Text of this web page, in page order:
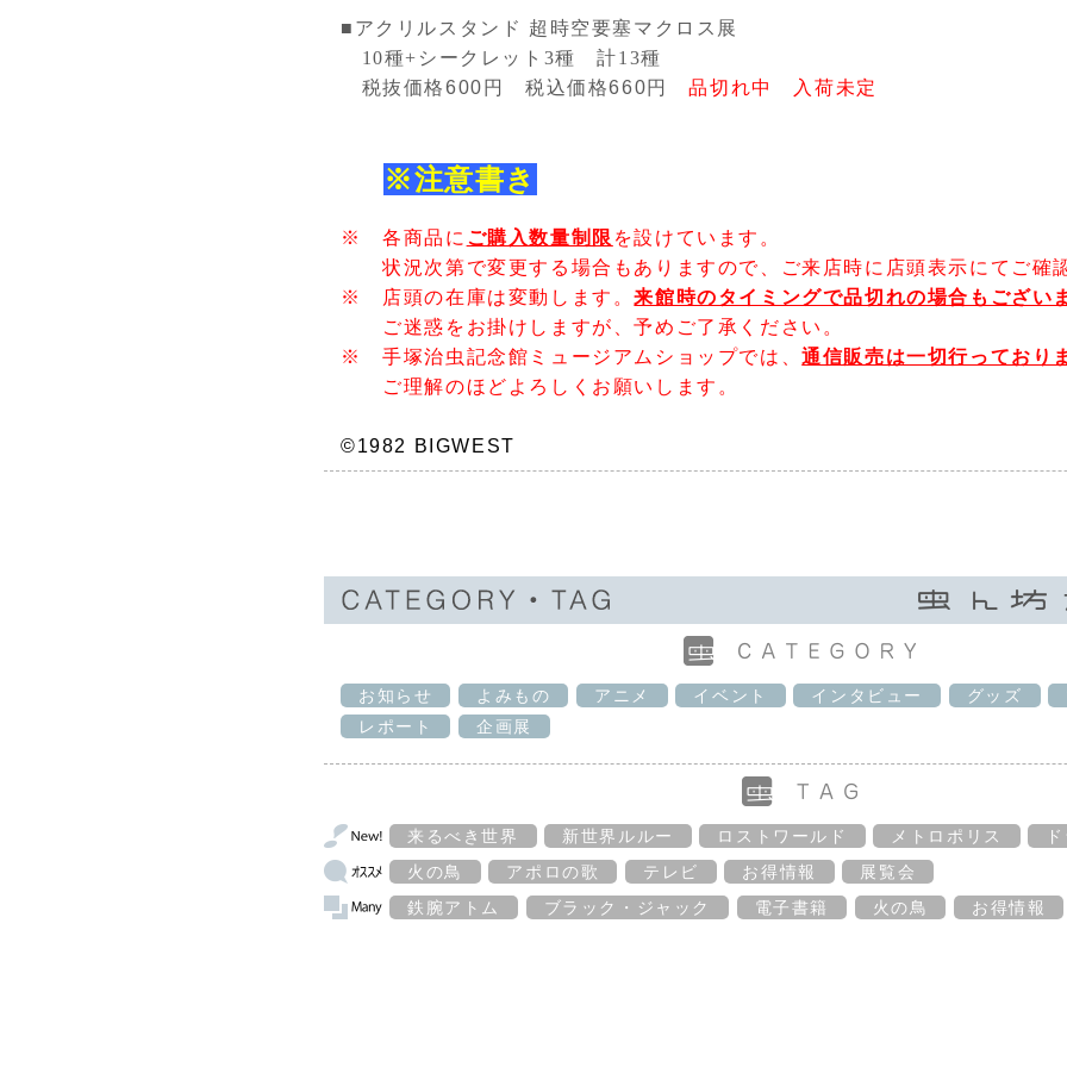
■ アクリルスタンド 超時空要塞マクロス展
10種+シークレット3種 計13種
税抜価格600 円 税込価格660 円品切れ中 入荷未定
※注意書き
※ 各商品に ご購入数量制限 を設けています。
状況次第で変更する場合もありますので、ご来店時に店頭表示にてご確認
※ 店頭の在庫は変動します。来館時のタイミングで品切れの場合もござい
ご迷惑をお掛けしますが、予めご了承ください。
※ 手塚治虫記念館ミュージアムショップでは、通信販売は一切行っており
ご理解のほどよろしくお願いします。
©1982 BIGWEST
お知らせ よみもの アニメ イベント インタビュー グッズ
レポート
企画展
来るべき世界 新世界ルルー ロストワールド メトロポリス
火の鳥
アポロの歌 テレビ お得情報
展覧会
鉄腕アトム
ブラック・ジャック 電子書籍 火の鳥 お得情報